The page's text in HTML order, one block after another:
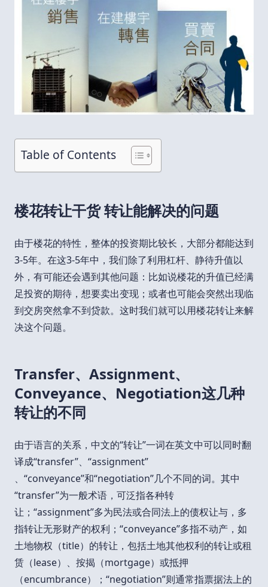
Table of Contents
楼花转让干货 转让能解决的问题
由于楼花的特性，整体的投资期比较长，大部分都能达到
3-5年。在这3-5年中，我们除了利用杠杆、静待升值以
外，有可能还会遇到其他问题：比如说楼花的升值已经满
足投资的期待，想要卖出变现；或者也可能会突然出现临
到交房突然拿不到贷款。这时我们就可以用楼花转让来解
决这个问题。
Transfer、Assignment、
Conveyance、Negotiation这几种
转让的不同
由于语言的关系，中文的“转让”一词在英文中可以同时翻
译成“transfer”、“assignment”
、“conveyance”和“negotiation”几个不同的词。其中
“transfer”为一般术语，可泛指各种转
让；“assignment”多为民法或合同法上的债权让与，多
指转让无形财产的权利；“conveyance”多指不动产，如
土地物权（title）的转让，包括土地其他权利的转让或租
赁（lease）、按揭（mortgage）或抵押
（encumbrance）；“negotiation”则通常指票据法上的